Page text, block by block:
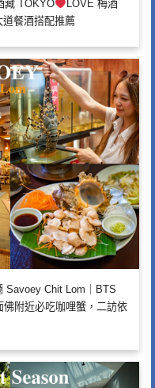
藏 TOKYO
LOVE 梅酒
餐酒搭配推薦
Savoey Chit Lom｜BTS
附近必吃咖哩蟹，二訪依